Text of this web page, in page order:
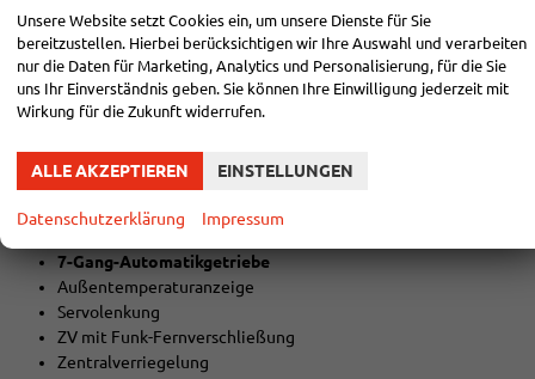
Licht und Sicht
LED-SCHEINWERFER (VOLL)
LED-Heckleuchten
Lichtautomatik
Leaving-Home-Funktion
NEBELSCHEINWERFER
7-Gang-Automatikgetriebe
Außentemperaturanzeige
Servolenkung
ZV mit Funk-Fernverschließung
Zentralverriegelung
Unsere Website setzt Cookies ein, um unsere Dienste für Sie
bereitzustellen. Hierbei berücksichtigen wir Ihre Auswahl und verarbeiten
nur die Daten für Marketing, Analytics und Personalisierung, für die Sie
uns Ihr Einverständnis geben. Sie können Ihre Einwilligung jederzeit mit
Wirkung für die Zukunft widerrufen.
ALLE AKZEPTIEREN EINSTELLUNGEN
Datenschutzerklärung Impressum